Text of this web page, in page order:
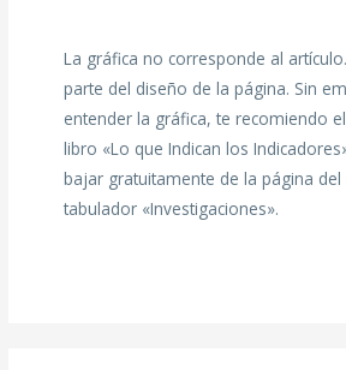
La gráfica no corresponde al
parte del diseño de la página. Sin
entender la gráfica, te recomiendo
libro «Lo que Indican los
bajar gratuitamente de la página del
tabulador «Investigaciones».